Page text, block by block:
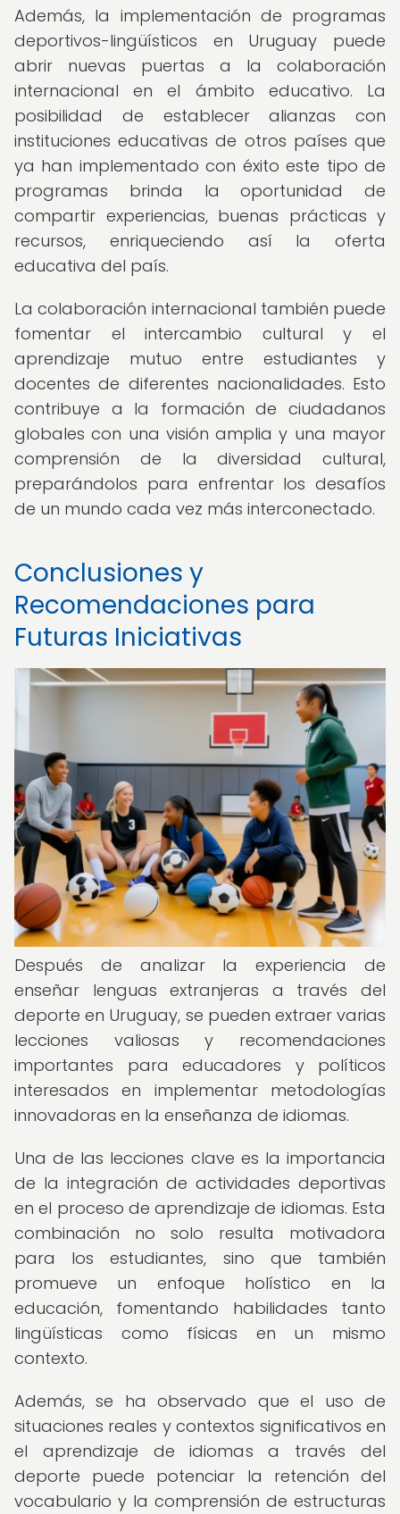
Además, la implementación de programas
deportivos-lingüísticos en Uruguay puede
abrir nuevas puertas a la colaboración
internacional en el ámbito educativo. La
posibilidad de establecer alianzas con
instituciones educativas de otros países que
ya han implementado con éxito este tipo de
programas brinda la oportunidad de
compartir experiencias, buenas prácticas y
recursos, enriqueciendo así la oferta
educativa del país.
La colaboración internacional también puede
fomentar el intercambio cultural y el
aprendizaje mutuo entre estudiantes y
docentes de diferentes nacionalidades. Esto
contribuye a la formación de ciudadanos
globales con una visión amplia y una mayor
comprensión de la diversidad cultural,
preparándolos para enfrentar los desafíos
de un mundo cada vez más interconectado.
Conclusiones y
Recomendaciones para
Futuras Iniciativas
Después de analizar la experiencia de
enseñar lenguas extranjeras a través del
deporte en Uruguay, se pueden extraer varias
lecciones valiosas y recomendaciones
importantes para educadores y políticos
interesados en implementar metodologías
innovadoras en la enseñanza de idiomas.
Una de las lecciones clave es la importancia
de la integración de actividades deportivas
en el proceso de aprendizaje de idiomas. Esta
combinación no solo resulta motivadora
para los estudiantes, sino que también
promueve un enfoque holístico en la
educación, fomentando habilidades tanto
lingüísticas como físicas en un mismo
contexto.
Además, se ha observado que el uso de
situaciones reales y contextos significativos en
el aprendizaje de idiomas a través del
deporte puede potenciar la retención del
vocabulario y la comprensión de estructuras